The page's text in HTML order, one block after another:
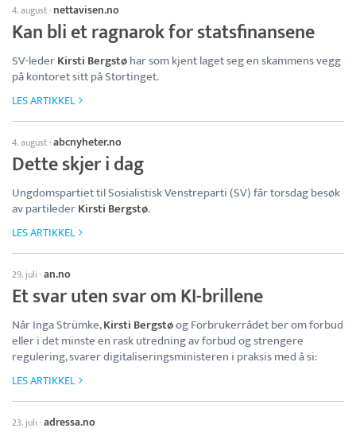
4. august· nettavisen.no
Kan bli et ragnarok for statsfinansene
SV-lederKirsti Bergstøhar som kjent laget seg en skammens vegg
på kontoret sitt på Stortinget.
LES ARTIKKEL
4. august·abcnyheter.no
Dette skjer i dag
Ungdomspartiet til Sosialistisk Venstreparti (SV) får torsdag besøk
av partilederKirsti Bergstø.
LES ARTIKKEL
29. juli ·an.no
Et svar uten svar om KI-brillene
Når Inga Strümke,Kirsti Bergstøog Forbrukerrådet ber om forbud
eller i det minste en rask utredning av forbud og strengere
regulering, svarer digitaliseringsministeren i praksis med å si:
LES ARTIKKEL
23. juli ·adressa.no